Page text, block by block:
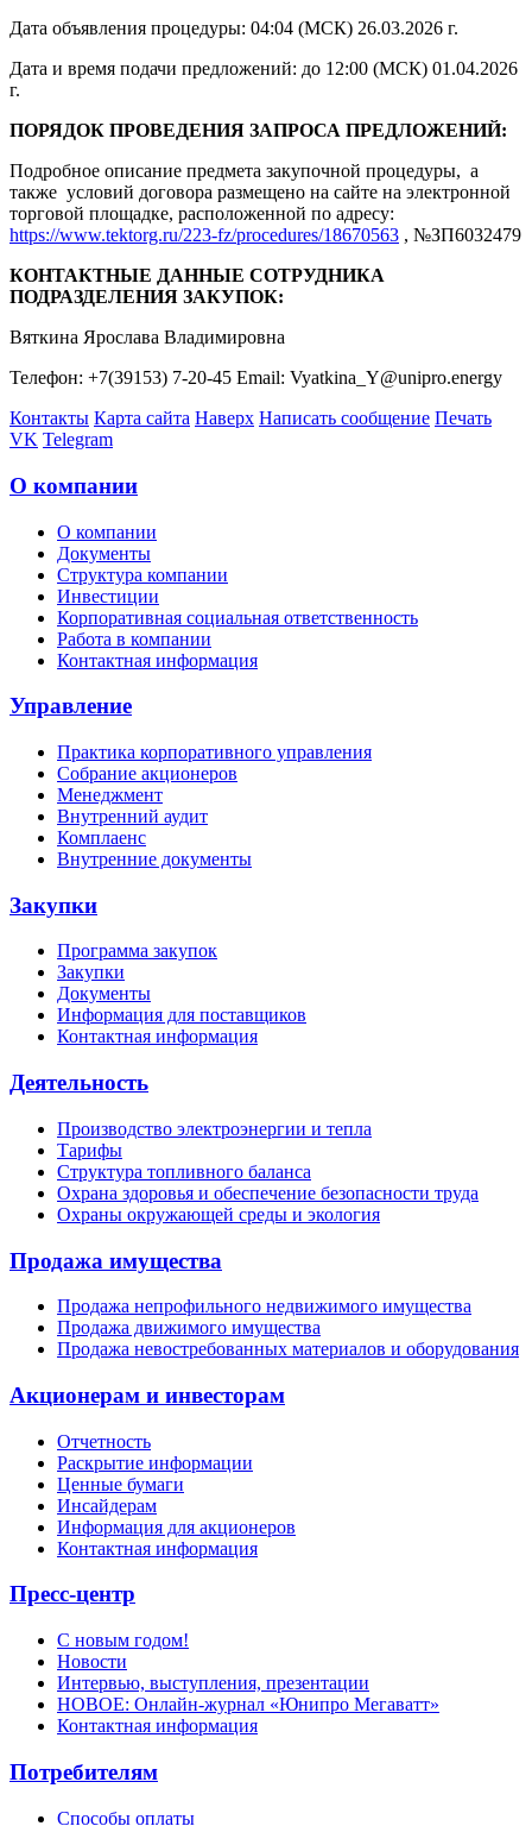
Дата объявления процедуры: 04:04 (МСК) 26.03.2026 г.
Дата и время подачи предложений: до 12:00 (МСК) 01.04.2026
г.
ПОРЯДОК ПРОВЕДЕНИЯ ЗАПРОСА ПРЕДЛОЖЕНИЙ:
Подробное описание предмета закупочной процедуры, а
также условий договора размещено на сайте на электронной
торговой площадке, расположенной по адресу:
https://www.tektorg.ru/223-fz/procedures/18670563 , №ЗП6032479
КОНТАКТНЫЕ ДАННЫЕ СОТРУДНИКА
ПОДРАЗДЕЛЕНИЯ ЗАКУПОК:
Вяткина Ярослава Владимировна
Телефон: +7(39153) 7-20-45 Email: Vyatkina_Y@unipro.energy
Контакты Карта сайта Наверх Написать сообщение Печать
VK Telegram
О компании
О компании
Документы
Структура компании
Инвестиции
Корпоративная социальная ответственность
Работа в компании
Контактная информация
Управление
Практика корпоративного управления
Собрание акционеров
Менеджмент
Внутренний аудит
Комплаенс
Внутренние документы
Закупки
Программа закупок
Закупки
Документы
Информация для поставщиков
Контактная информация
Деятельность
Производство электроэнергии и тепла
Тарифы
Структура топливного баланса
Охрана здоровья и обеспечение безопасности труда
Охраны окружающей среды и экология
Продажа имущества
Продажа непрофильного недвижимого имущества
Продажа движимого имущества
Продажа невостребованных материалов и оборудования
Акционерам и инвесторам
Отчетность
Раскрытие информации
Ценные бумаги
Инсайдерам
Информация для акционеров
Контактная информация
Пресс-центр
С новым годом!
Новости
Интервью, выступления, презентации
НОВОЕ: Онлайн-журнал «Юнипро Мегаватт»
Контактная информация
Потребителям
Способы оплаты